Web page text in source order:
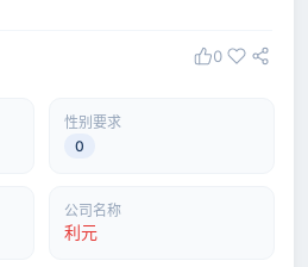
0
性别要求
0
公司名称
利元